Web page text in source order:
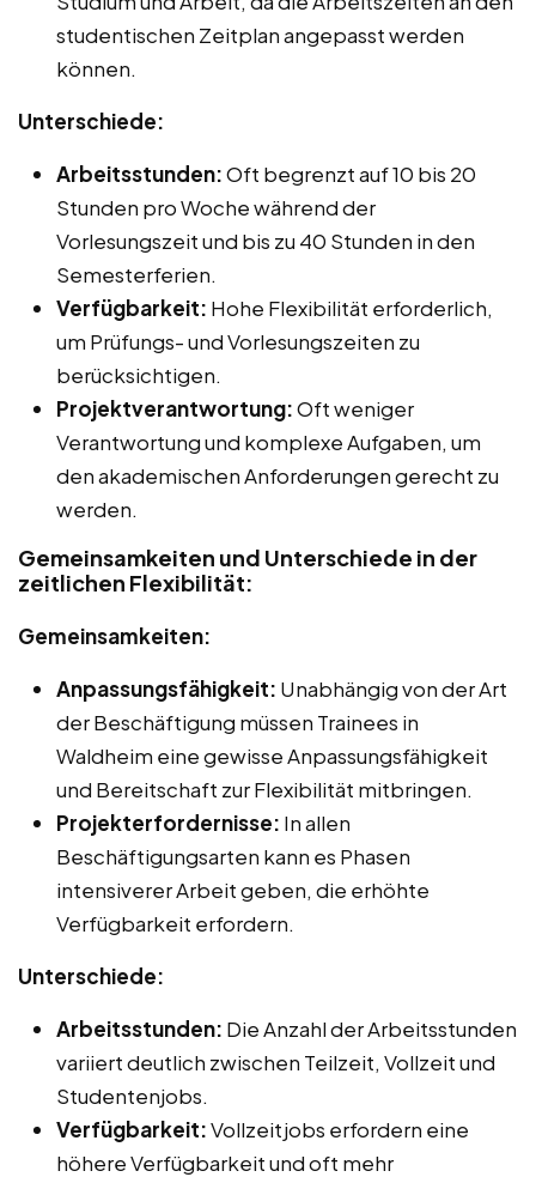
studentischen Zeitplan angepasst werden
können.
Unterschiede:
Arbeitsstunden:Oft begrenzt auf 10 bis 20
Stunden pro Woche während der
Vorlesungszeit und bis zu 40 Stunden in den
Semesterferien.
Verfügbarkeit: Hohe Flexibilität erforderlich,
um Prüfungs- und Vorlesungszeiten zu
berücksichtigen.
Projektverantwortung:Oft weniger
Verantwortung und komplexe Aufgaben, um
den akademischen Anforderungen gerecht zu
werden.
Gemeinsamkeiten und Unterschiede in der
zeitlichen Flexibilität:
Gemeinsamkeiten:
Anpassungsfähigkeit: Unabhängig von der Art
der Beschäftigung müssen Trainees in
Waldheim eine gewisse Anpassungsfähigkeit
und Bereitschaft zur Flexibilität mitbringen.
Projekterfordernisse: In allen
Beschäftigungsarten kann es Phasen
intensiverer Arbeit geben, die erhöhte
Verfügbarkeit erfordern.
Unterschiede:
Arbeitsstunden: Die Anzahl der Arbeitsstunden
variiert deutlich zwischen Teilzeit, Vollzeit und
Studentenjobs.
Verfügbarkeit:Vollzeitjobs erfordern eine
höhere Verfügbarkeit und oft mehr